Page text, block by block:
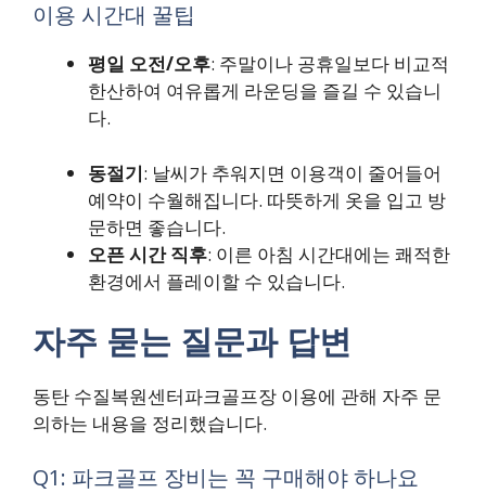
이용 시간대 꿀팁
평일 오전/오후: 주말이나 공휴일보다 비교적
한산하여 여유롭게 라운딩을 즐길 수 있습니
다.
동절기: 날씨가 추워지면 이용객이 줄어들어
예약이 수월해집니다. 따뜻하게 옷을 입고 방
문하면 좋습니다.
오픈 시간 직후: 이른 아침 시간대에는 쾌적한
환경에서 플레이할 수 있습니다.
자주 묻는 질문과 답변
동탄 수질복원센터파크골프장 이용에 관해 자주 문
의하는 내용을 정리했습니다.
Q1: 파크골프 장비는 꼭 구매해야 하나요